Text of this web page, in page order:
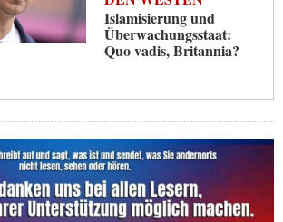
Islamisierung und
Überwachungsstaat:
Quo vadis, Britannia?